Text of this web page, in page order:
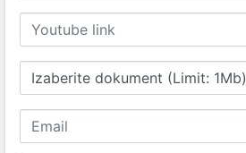
Izaberite dokument (Limit: 1Mb)